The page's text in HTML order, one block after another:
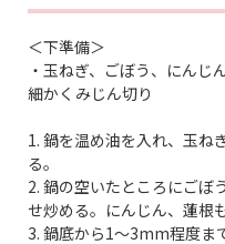
＜下準備＞
・玉ねぎ、ごぼう、にんじ
細かくみじん切り
1. 鍋を温め油を入れ、玉ね
る。
2. 鍋の空いたところにごぼ
せ炒める。にんじん、蓮根
3. 鍋底から1～3mm程度ま